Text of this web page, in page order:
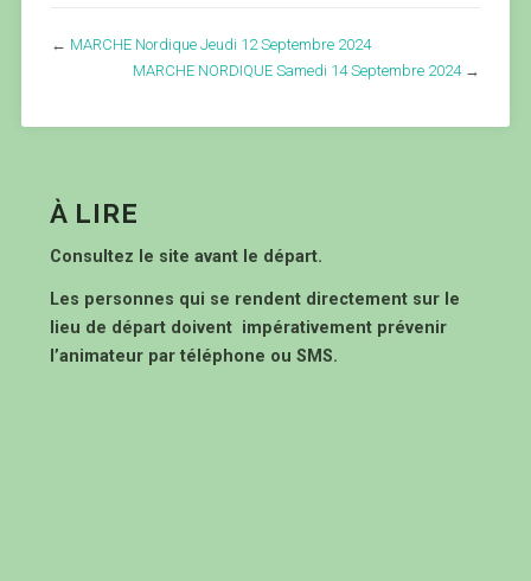
← MARCHE Nordique Jeudi 12 Septembre 2024
MARCHE NORDIQUE Samedi 14 Septembre 2024→
À LIRE
Consultez le site avant le départ.
Les personnes qui se rendent directement sur le
lieu de départ doivent impérativement prévenir
l’animateur par téléphone ou SMS.